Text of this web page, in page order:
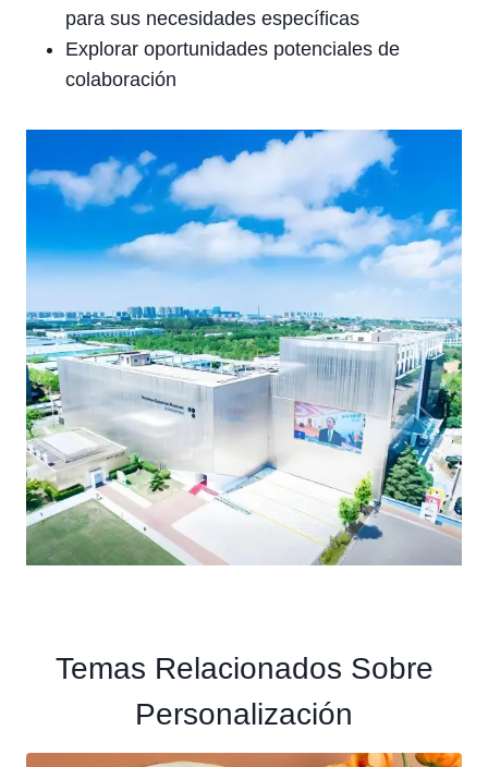
para sus necesidades específicas
Explorar oportunidades potenciales de
colaboración
Temas Relacionados Sobre
Personalización